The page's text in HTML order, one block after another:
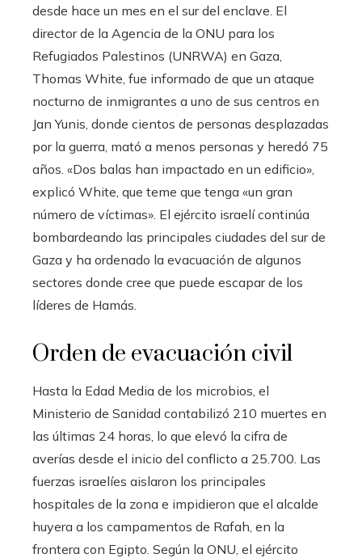
desde hace un mes en el sur del enclave. El
director de la Agencia de la ONU para los
Refugiados Palestinos (UNRWA) en Gaza,
Thomas White, fue informado de que un ataque
nocturno de inmigrantes a uno de sus centros en
Jan Yunis, donde cientos de personas desplazadas
por la guerra, mató a menos personas y heredó 75
años. «Dos balas han impactado en un edificio»,
explicó White, que teme que tenga «un gran
número de víctimas». El ejército israelí continúa
bombardeando las principales ciudades del sur de
Gaza y ha ordenado la evacuación de algunos
sectores donde cree que puede escapar de los
líderes de Hamás.
Orden de evacuación civil
Hasta la Edad Media de los microbios, el
Ministerio de Sanidad contabilizó 210 muertes en
las últimas 24 horas, lo que elevó la cifra de
averías desde el inicio del conflicto a 25.700. Las
fuerzas israelíes aislaron los principales
hospitales de la zona e impidieron que el alcalde
huyera a los campamentos de Rafah, en la
frontera con Egipto. Según la ONU, el ejército